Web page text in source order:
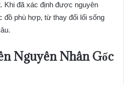
Khi đã xác định được nguyên
đồ phù hợp, từ thay đổi lối sống
Nguyên Nhân Gốc